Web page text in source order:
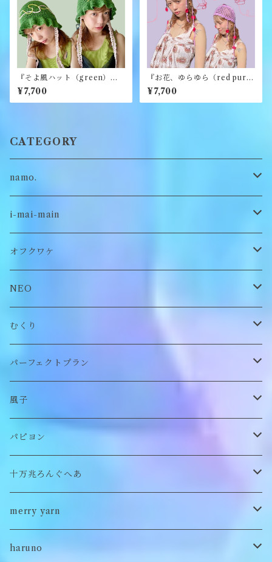
『そよ風ハット（green）』
《merry yarn》
¥7,700
『お花、ゆらゆら（red purpl
e）』《merry yarn》
¥7,700
CATEGORY
namo.
古着
オリジナル
i-mai-main
ビスチェ
付け襟
帽子
スヌード
チョーカー/ネックレス
バッグ
バブーシュカ
ポンチョ
オフクワケ
トップス
アウター
付け襟
bag/巾着
パンツ
ヘアアクセサリー
雑貨
キッズ
NEO
財布
ポーチ
bag/巾着
ピアス/イヤリング
イヤカフ
チョーカー
ヘアバレッタ
むくり
リング
ピアス/イヤリング
ブローチ
刺繍キャップ
ロンT
Tシャツ
パーフェクトプラン
ワンピース
トップス
アウター
パンツ
スカート
風子
ぬいぐるみ
刺繍ポーチ
ブローチ
パピヨン
ぬいぐるみ
ぬいぐるみブローチ
ぬいぐるみリング
十万兆ろんぐへあ
ブローチ
マフラー
merry yarn
帽子
haruno